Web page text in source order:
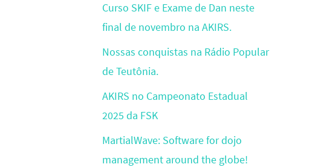
Curso SKIF e Exame de Dan neste
final de novembro na AKIRS.
Nossas conquistas na Rádio Popular
de Teutônia.
AKIRS no Campeonato Estadual
2025 da FSK
MartialWave: Software for dojo
management around the globe!